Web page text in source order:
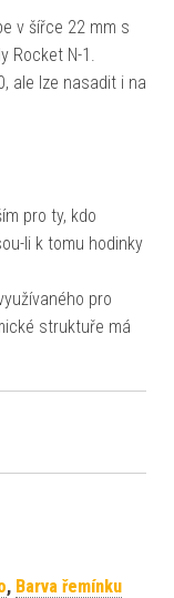
v šířce 22 mm s
Rocket N-1.
ale lze nasadit i na
pro ty, kdo
li k tomu hodinky
pro
struktuře má
, Barva řemínku